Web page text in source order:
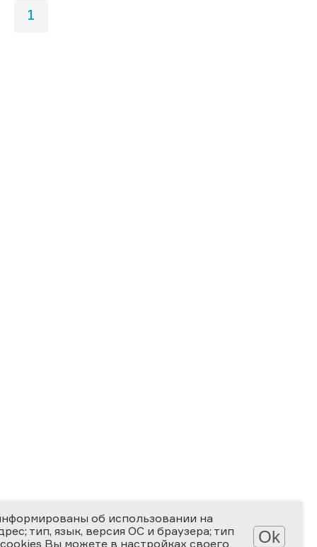
1
об использовании на
тип, язык, версия ОС и браузера; тип
Вы можете в настройках своего
Ok